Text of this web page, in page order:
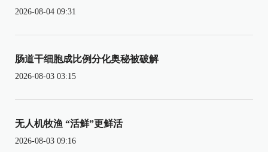
2026-08-04 09:31
肠道干细胞成比例分化奥秘被破解
2026-08-03 03:15
无人机牧渔 “活鲜”更鲜活
2026-08-03 09:16